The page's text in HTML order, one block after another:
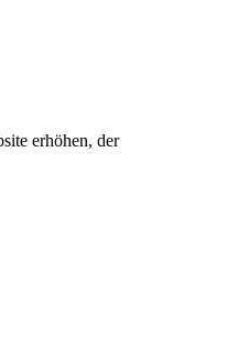
erhöhen, der